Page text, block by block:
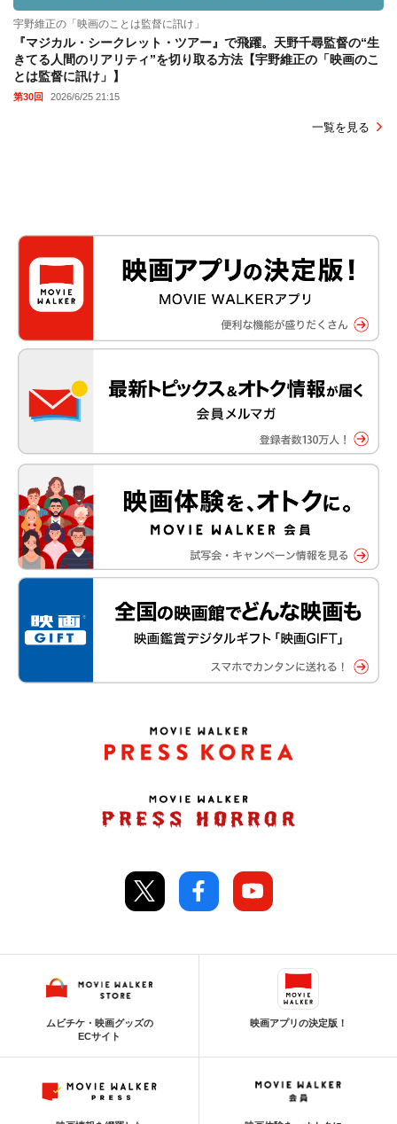
宇野維正の「映画のことは監督に訊け」
『マジカル・シークレット・ツアー』で飛躍。天野千尋監督の“生
きてる人間のリアリティ”を切り取る方法【宇野維正の「映画のこ
とは監督に訊け」】
第30回 2026/6/25 21:15
一覧を見る
ムビチケ・映画グッズの
ECサイト
映画アプリの決定版！